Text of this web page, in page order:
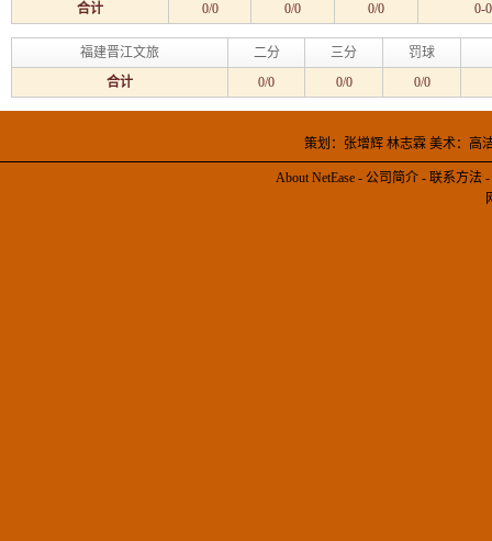
合计
0/0 0/0 0/0 0-
福建晋江文旅 二分 三分
罚球
合计
0/0 0/0 0/0
策划：张增辉 林志霖 美术：
About NetEase - 公司简介 - 联系方法 -